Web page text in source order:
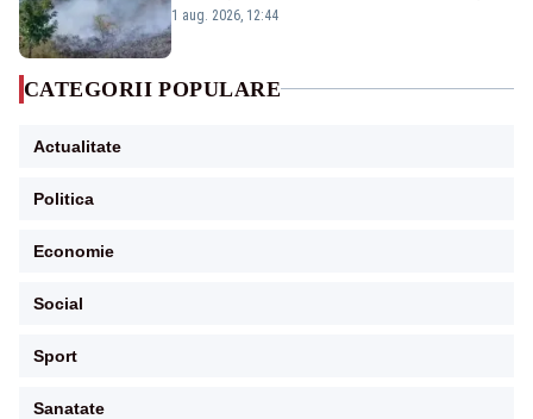
silvicultori se luptă cu flăcările - VIDEO
1 aug. 2026, 12:44
CATEGORII POPULARE
Actualitate
Politica
Economie
Social
Sport
Sanatate